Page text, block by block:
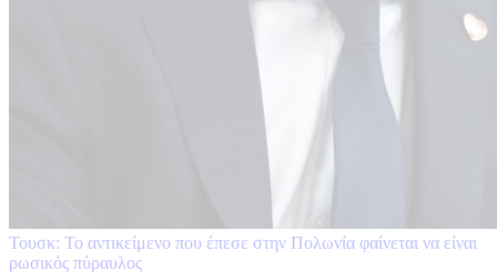
Τουσκ: Το αντικείμενο που έπεσε στην Πολωνία φαίνεται να είναι
ρωσικός πύραυλος